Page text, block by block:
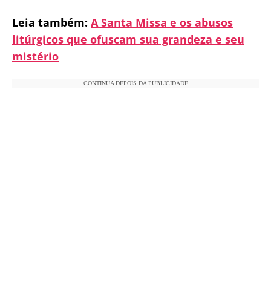
Leia também: A Santa Missa e os abusos
litúrgicos que ofuscam sua grandeza e seu
mistério
CONTINUA DEPOIS DA PUBLICIDADE